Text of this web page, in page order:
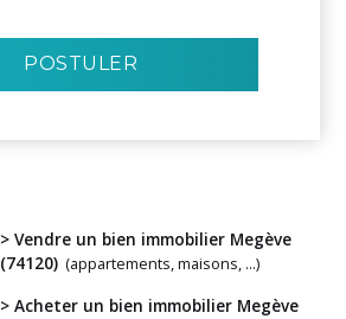
POSTULER
> Vendre un bien immobilier Megève
(74120) (appartements, maisons, ...)
> Acheter un bien immobilier Megève